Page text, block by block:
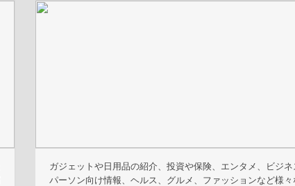
ガジェットや日用品の紹介、投資や保険、エンタメ、ビジネ
パーソン向け情報、ヘルス、グルメ、ファッションなど様々